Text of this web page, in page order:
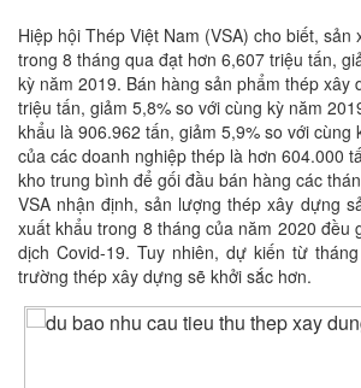
Hiệp hội Thép Việt Nam (VSA) cho biết, sản
trong 8 tháng qua đạt hơn 6,607 triệu tấn,
kỳ năm 2019. Bán hàng sản phẩm thép xây
triệu tấn, giảm 5,8% so với cùng kỳ năm
khẩu là 906.962 tấn, giảm 5,9% so với cùng
của các doanh nghiệp thép là hơn 604.000
kho trung bình để gối đầu bán hàng các
VSA nhận định, sản lượng thép xây dựng
xuất khẩu trong 8 tháng của năm 2020 đều
dịch Covid-19. Tuy nhiên, dự kiến từ
trường thép xây dựng sẽ khởi sắc hơn.